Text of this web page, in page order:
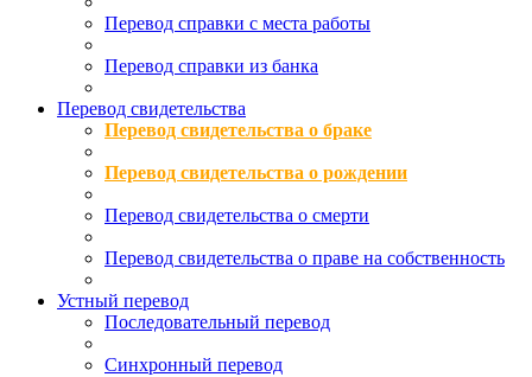
Перевод справки с места работы
Перевод справки из банка
Перевод свидетельства
Перевод свидетельства о браке
Перевод свидетельства о рождении
Перевод свидетельства о смерти
Перевод свидетельства о праве на собственность
Устный перевод
Последовательный перевод
Синхронный перевод